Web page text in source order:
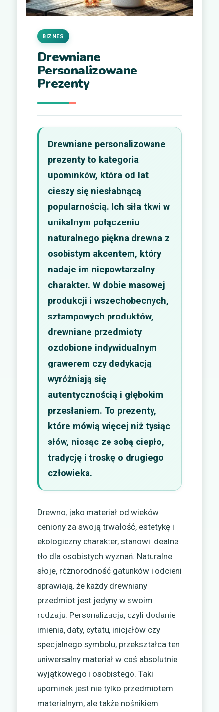
Drewniane
Personalizowane
Prezenty
BIZNES
Drewniane personalizowane
prezenty to kategoria
upominków, która od lat
cieszy się niesłabnącą
popularnością. Ich siła tkwi w
unikalnym połączeniu
naturalnego piękna drewna z
osobistym akcentem, który
nadaje im niepowtarzalny
charakter. W dobie masowej
produkcji i wszechobecnych,
sztampowych produktów,
drewniane przedmioty
ozdobione indywidualnym
grawerem czy dedykacją
wyróżniają się
autentycznością i głębokim
przesłaniem. To prezenty,
które mówią więcej niż tysiąc
słów, niosąc ze sobą ciepło,
tradycję i troskę o drugiego
człowieka.
Drewno, jako materiał od wieków
ceniony za swoją trwałość, estetykę i
ekologiczny charakter, stanowi idealne
tło dla osobistych wyznań. Naturalne
słoje, różnorodność gatunków i odcieni
sprawiają, że każdy drewniany
przedmiot jest jedyny w swoim
rodzaju. Personalizacja, czyli dodanie
imienia, daty, cytatu, inicjałów czy
specjalnego symbolu, przekształca ten
uniwersalny materiał w coś absolutnie
wyjątkowego i osobistego. Taki
upominek jest nie tylko przedmiotem
materialnym, ale także nośnikiem